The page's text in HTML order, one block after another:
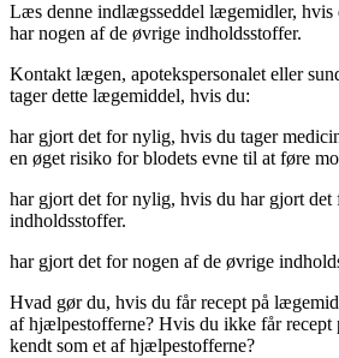
Læs denne indlægsseddel lægemidler, hvis
har nogen af de øvrige indholdsstoffer.
Kontakt lægen, apotekspersonalet eller
tager dette lægemiddel, hvis du:
har gjort det for nylig, hvis du tager
en øget risiko for blodets evne til at føre
har gjort det for nylig, hvis du har gjort det
indholdsstoffer.
har gjort det for nogen af de øvrige
Hvad gør du, hvis du får recept på
af hjælpestofferne? Hvis du ikke får recept
kendt som et af hjælpestofferne?